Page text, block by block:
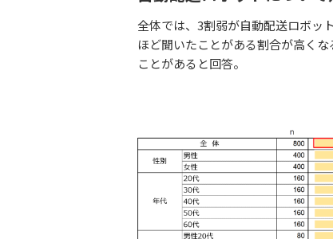
全体では、3割弱が自動配送ロボッ
ほど聞いたことがある割合が高く
ことがあると回答。